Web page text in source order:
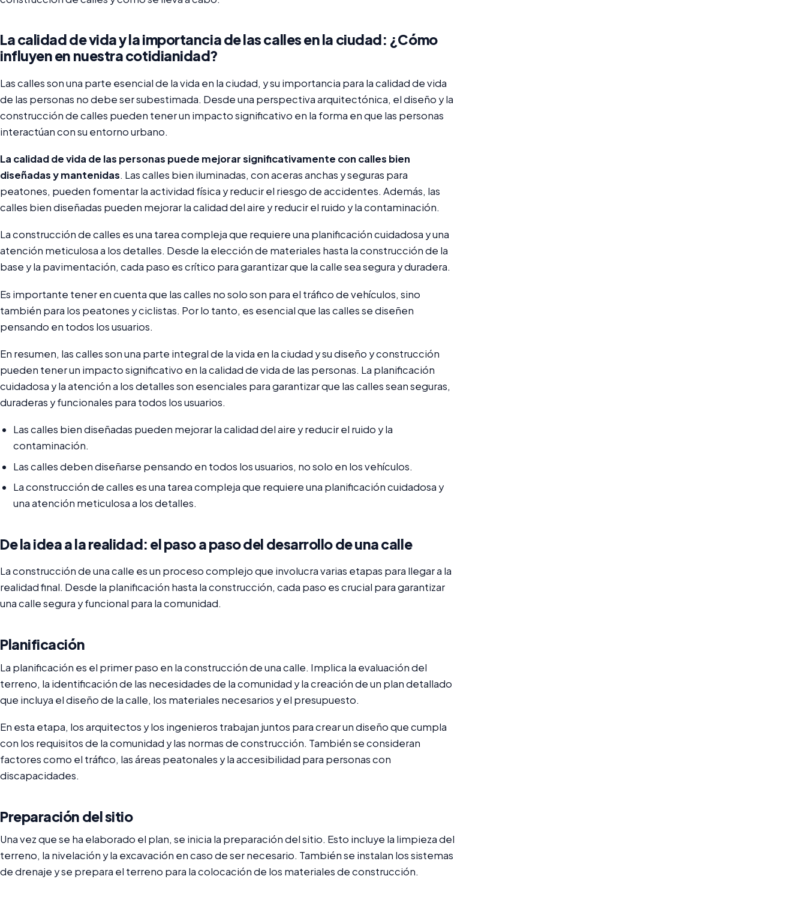
La calidad de vida y la importancia de las calles en la ciudad: ¿Cómo
influyen en nuestra cotidianidad?
Las calles son una parte esencial de la vida en la ciudad, y su importancia para la calidad de vida
de las personas no debe ser subestimada. Desde una perspectiva arquitectónica, el diseño y la
construcción de calles pueden tener un impacto significativo en la forma en que las personas
interactúan con su entorno urbano.
La calidad de vida de las personas puede mejorar significativamente con calles bien
diseñadas y mantenidas. Las calles bien iluminadas, con aceras anchas y seguras para
peatones, pueden fomentar la actividad física y reducir el riesgo de accidentes. Además, las
calles bien diseñadas pueden mejorar la calidad del aire y reducir el ruido y la contaminación.
La construcción de calles es una tarea compleja que requiere una planificación cuidadosa y una
atención meticulosa a los detalles. Desde la elección de materiales hasta la construcción de la
base y la pavimentación, cada paso es crítico para garantizar que la calle sea segura y duradera.
Es importante tener en cuenta que las calles no solo son para el tráfico de vehículos, sino
también para los peatones y ciclistas. Por lo tanto, es esencial que las calles se diseñen
pensando en todos los usuarios.
En resumen, las calles son una parte integral de la vida en la ciudad y su diseño y construcción
pueden tener un impacto significativo en la calidad de vida de las personas. La planificación
cuidadosa y la atención a los detalles son esenciales para garantizar que las calles sean seguras,
duraderas y funcionales para todos los usuarios.
Las calles bien diseñadas pueden mejorar la calidad del aire y reducir el ruido y la
contaminación.
Las calles deben diseñarse pensando en todos los usuarios, no solo en los vehículos.
La construcción de calles es una tarea compleja que requiere una planificación cuidadosa y
una atención meticulosa a los detalles.
De la idea a la realidad: el paso a paso del desarrollo de una calle
La construcción de una calle es un proceso complejo que involucra varias etapas para llegar a la
realidad final. Desde la planificación hasta la construcción, cada paso es crucial para garantizar
una calle segura y funcional para la comunidad.
Planificación
La planificación es el primer paso en la construcción de una calle. Implica la evaluación del
terreno, la identificación de las necesidades de la comunidad y la creación de un plan detallado
que incluya el diseño de la calle, los materiales necesarios y el presupuesto.
En esta etapa, los arquitectos y los ingenieros trabajan juntos para crear un diseño que cumpla
con los requisitos de la comunidad y las normas de construcción. También se consideran
factores como el tráfico, las áreas peatonales y la accesibilidad para personas con
discapacidades.
Preparación del sitio
Una vez que se ha elaborado el plan, se inicia la preparación del sitio. Esto incluye la limpieza del
terreno, la nivelación y la excavación en caso de ser necesario. También se instalan los sistemas
de drenaje y se prepara el terreno para la colocación de los materiales de construcción.